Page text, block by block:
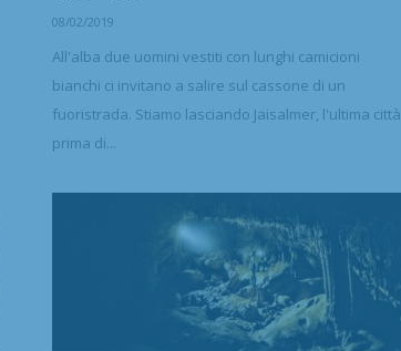
08/02/2019
All'alba due uomini vestiti con lunghi camicioni
bianchi ci invitano a salire sul cassone di un
fuoristrada. Stiamo lasciando Jaisalmer, l'ultima città
prima di...